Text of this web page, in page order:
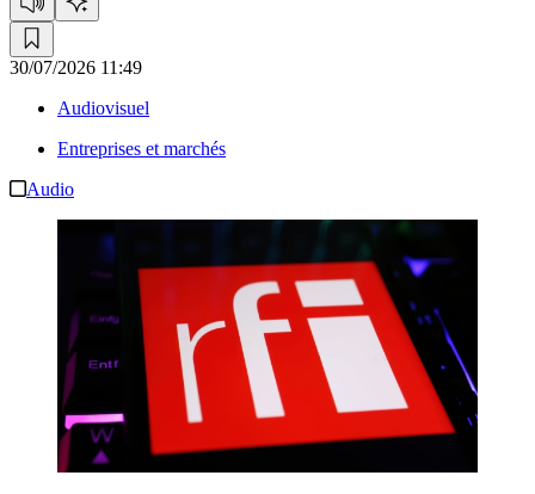
30/07/2026 11:49
Audiovisuel
Entreprises et marchés
Audio